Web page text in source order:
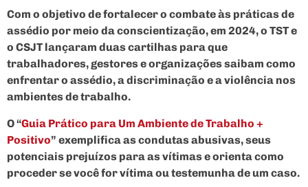
Com o objetivo de fortalecer o combate às práticas de
assédio por meio da conscientização, em 2024, o TST e
o CSJT lançaram duas cartilhas para que
trabalhadores, gestores e organizações saibam como
enfrentar o assédio, a discriminação e a violência nos
ambientes de trabalho.
O “Guia Prático para Um Ambiente de Trabalho +
Positivo” exemplifica as condutas abusivas, seus
potenciais prejuízos para as vítimas e orienta como
proceder se você for vítima ou testemunha de um caso.